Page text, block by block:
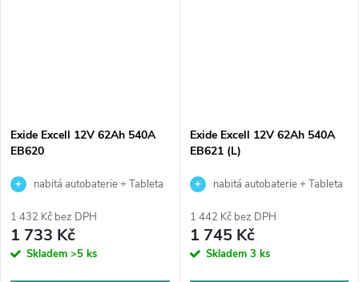
Exide Excell 12V 62Ah 540A
EB620
nabitá autobaterie + Tableta
výkup staré baterie při doručení
nebo v prodejně Jinočany
1 432 Kč bez DPH
1 733 Kč
Skladem >5 ks
Exide Excell 12V 62Ah 540A
EB621 (L)
nabitá autobaterie + Tableta
výkup staré baterie při doručení
nebo v prodejně Jinočany
1 442 Kč bez DPH
1 745 Kč
Skladem 3 ks